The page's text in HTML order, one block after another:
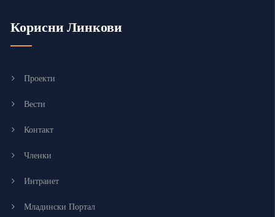
Корисни Линкови
Проекти
Вести
Контакт
Членки
Интранет
Младински Портал